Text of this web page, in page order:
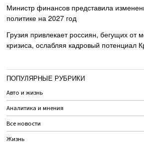
Министр финансов представила
политике на 2027 год
Грузия привлекает россиян, бегущих от
кризиса, ослабляя кадровый потенциал
ПОПУЛЯРНЫЕ РУБРИКИ
Авто и жизнь
Аналитика и мнения
Все новости
Жизнь